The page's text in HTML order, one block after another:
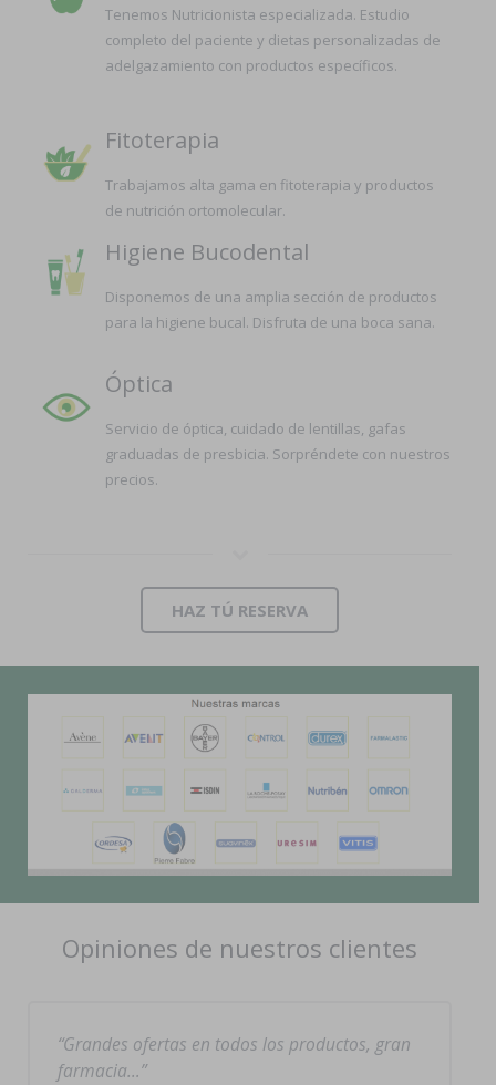
Tenemos Nutricionista especializada. Estudio
completo del paciente y dietas personalizadas de
adelgazamiento con productos específicos.
Fitoterapia
Trabajamos alta gama en fitoterapia y productos
de nutrición ortomolecular.
Higiene Bucodental
Disponemos de una amplia sección de productos
para la higiene bucal. Disfruta de una boca sana.
Óptica
Servicio de óptica, cuidado de lentillas, gafas
graduadas de presbicia. Sorpréndete con nuestros
precios.
HAZ TÚ RESERVA
Opiniones de nuestros clientes
Grandes ofertas en todos los productos, gran
farmacia…